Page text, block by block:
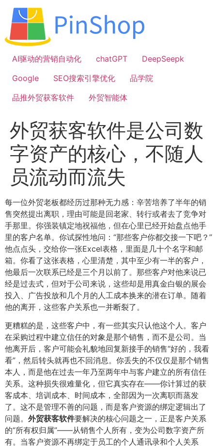
容
AI驱动的营销自动化
chatGPT
DeepSeepk
Google
SEO搜索引擎优化
品学院
品推外贸获客软件
外贸智能体
外贸获客软件是公司数
字资产的核心，不随人
员流动而流失
每一位外贸老板都经历过那种无力感：辛苦培养了半年的销
售突然提出离职，理由可能是回老家、转行或者去了竞争对
手那里。你强装镇定地祝福他，但在心里已经开始盘点他手
里的客户名单。你试探性地问：“那些客户你都交接一下吧？”
他点点头，交给你一张Excel表格，里面是几十个名字和邮
箱。你看了这张表格，心里清楚，其中至少有一半的客户，
他最后一次联系已经是三个月以前了。那些客户对他来说已
经是过去式，但对于公司来说，这些却是用真金白银的展会
投入、广告投放和几个月的人工成本换来的潜在订单。随着
他的离开，这些客户关系也一并断裂了。
更糟糕的是，这些客户中，有一些其实只认他这个人。客户
在采购过程中建立信任的对象是那个销售，而不是公司。当
他离开后，客户可能会礼貌地回复新接手的销售“好的，我看
看”，然后转头就再也不回消息。你丢失的不仅仅是那个销售
本人，而是他在过去一年乃至两年中与客户建立的所有信任
关系。这种损失很难量化，但它真实存在——你计算过的获
客成本、培训成本、时间成本，全部因为一次离职而蒸发
了。这不是管理不善的问题，而是客户资源的绑定逻辑出了
问题。​ 外贸获客软件要解决的核心问题之一，正是客户关系
的“所有权归属”——从销售个人所有，变为公司数字资产所
有。当客户资源不再绑定于员工的个人通讯录和个人关系